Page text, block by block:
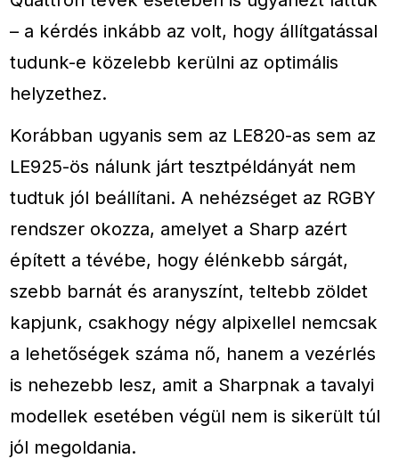
– a kérdés inkább az volt, hogy állítgatással
tudunk-e közelebb kerülni az optimális
helyzethez.
Korábban ugyanis sem az LE820-as sem az
LE925-ös nálunk járt tesztpéldányát nem
tudtuk jól beállítani. A nehézséget az RGBY
rendszer okozza, amelyet a Sharp azért
épített a tévébe, hogy élénkebb sárgát,
szebb barnát és aranyszínt, teltebb zöldet
kapjunk, csakhogy négy alpixellel nemcsak
a lehetőségek száma nő, hanem a vezérlés
is nehezebb lesz, amit a Sharpnak a tavalyi
modellek esetében végül nem is sikerült túl
jól megoldania.